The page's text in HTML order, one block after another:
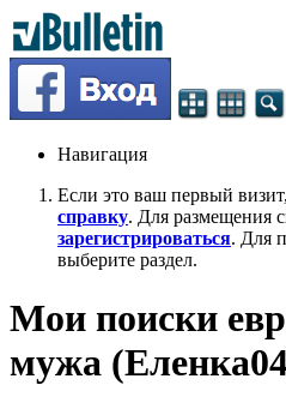
Навигация
Если это ваш первый
справку. Для размещения
зарегистрироваться. Для
выберите раздел.
Мои поиски
мужа